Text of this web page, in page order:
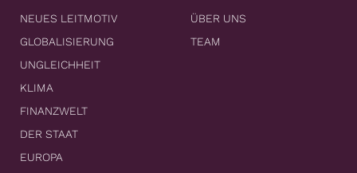
NEUES LEITMOTIV
GLOBALISIERUNG
UNGLEICHHEIT
KLIMA
FINANZWELT
DER STAAT
EUROPA
ÜBER UNS
TEAM